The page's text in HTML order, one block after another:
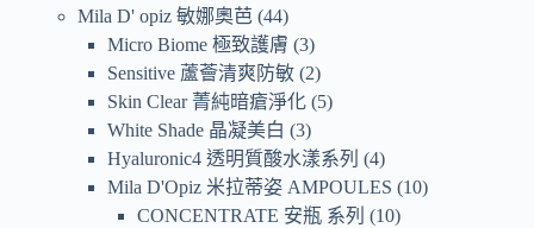
Mila D' opiz 敏娜奧芭 44
Micro Biome 極致護膚 3
Sensitive 蘆薈清爽防敏 2
Skin Clear 菁純暗瘡淨化 5
White Shade 晶凝美白
3
Hyaluronic4 透明質酸水漾系列
4
Mila D'Opiz 米拉蒂姿 AMPOULES
10
CONCENTRATE 安瓶 系列
10